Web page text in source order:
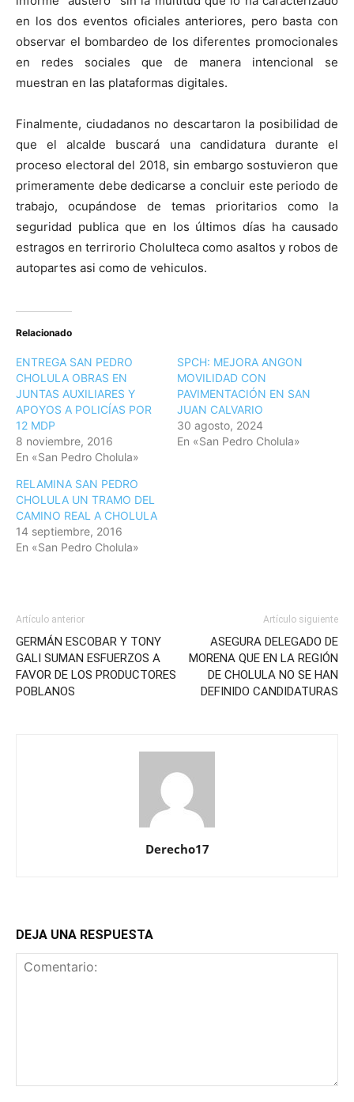
en los dos eventos oficiales anteriores, pero basta con
observar el bombardeo de los diferentes promocionales
en redes sociales que de manera intencional se
muestran en las plataformas digitales.
Finalmente, ciudadanos no descartaron la posibilidad de
que el alcalde buscará una candidatura durante el
proceso electoral del 2018, sin embargo sostuvieron que
primeramente debe dedicarse a concluir este periodo de
trabajo, ocupándose de temas prioritarios como la
seguridad publica que en los últimos días ha causado
estragos en terrirorio Cholulteca como asaltos y robos de
autopartes asi como de vehiculos.
Relacionado
ENTREGA SAN PEDRO
CHOLULA OBRAS EN
JUNTAS AUXILIARES Y
APOYOS A POLICÍAS POR
12 MDP
8 noviembre, 2016
En «San Pedro Cholula»
SPCH: MEJORA ANGON
MOVILIDAD CON
PAVIMENTACIÓN EN SAN
JUAN CALVARIO
30 agosto, 2024
En «San Pedro Cholula»
RELAMINA SAN PEDRO
CHOLULA UN TRAMO DEL
CAMINO REAL A CHOLULA
14 septiembre, 2016
En «San Pedro Cholula»
Artículo anterior
GERMÁN ESCOBAR Y TONY
GALI SUMAN ESFUERZOS A
FAVOR DE LOS PRODUCTORES
POBLANOS
Artículo siguiente
ASEGURA DELEGADO DE
MORENA QUE EN LA REGIÓN
DE CHOLULA NO SE HAN
DEFINIDO CANDIDATURAS
Derecho17
DEJA UNA RESPUESTA